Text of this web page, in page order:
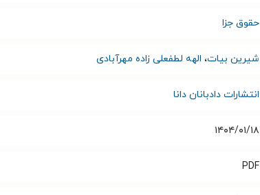
حقوق جزا
شیرین بیات، الهه لطفعلی زاده مهرآبادی
انتشارات دادبانان دانا
۱۴۰۴/۰۱/۱۸
PDF